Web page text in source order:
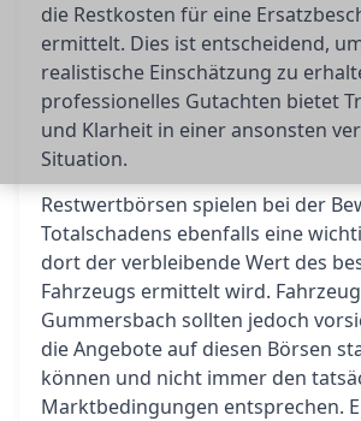
die Restkosten für eine
ermittelt. Dies ist entscheidend,
realistische Einschätzung zu
professionelles Gutachten bietet
und Klarheit in einer ansonsten
Situation.
Restwertbörsen spielen bei der
Totalschadens ebenfalls eine
dort der verbleibende Wert des
Fahrzeugs ermittelt wird.
Gummersbach sollten jedoch
die Angebote auf diesen Börsen
können und nicht immer den
Marktbedingungen entsprechen.